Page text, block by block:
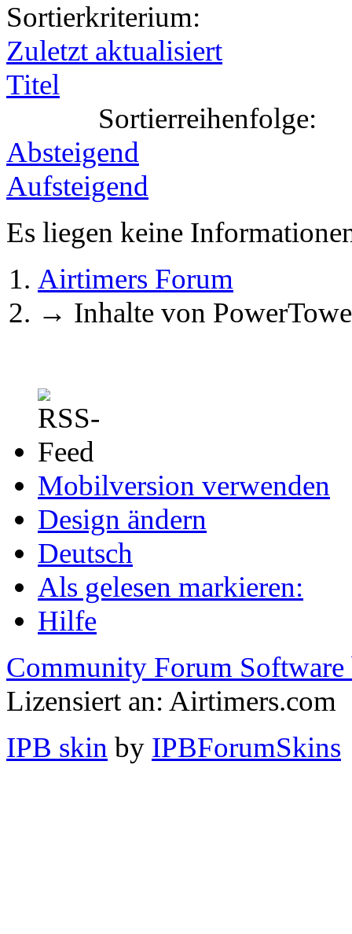
Sortierkriterium:
Zuletzt aktualisiert
Titel
Sortierreihenfolge:
Absteigend
Aufsteigend
Es liegen keine
Airtimers Forum
→ Inhalte von
Mobilversion verwenden
Design ändern
Deutsch
Als gelesen markieren:
Hilfe
Community Forum Software
Lizensiert an: Airtimers.com
IPB skin by IPBForumSkins